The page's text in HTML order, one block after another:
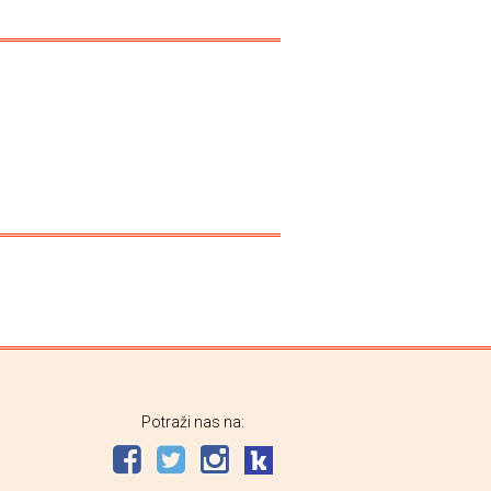
Potraži nas na: